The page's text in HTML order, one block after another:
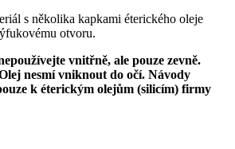
s několika kapkami éterického oleje
otvoru.
vnitřně, ale pouze zevně.
nesmí vniknout do očí. Návody
k éterickým olejům (silicím) firmy